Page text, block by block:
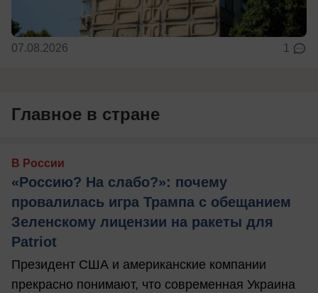
07.08.2026 1
Главное в стране
В России
«Россию? На слабо?»: почему
провалилась игра Трампа с обещанием
Зеленскому лицензии на ракеты для
Patriot
Президент США и американские компании
прекрасно понимают, что современная Украина